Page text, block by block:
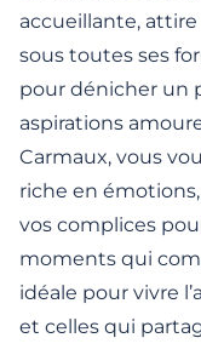
accueillante,
sous toutes ses
pour dénicher un
aspirations
Carmaux, vous
riche en
vos complices
moments qui
idéale pour vivre
et celles qui